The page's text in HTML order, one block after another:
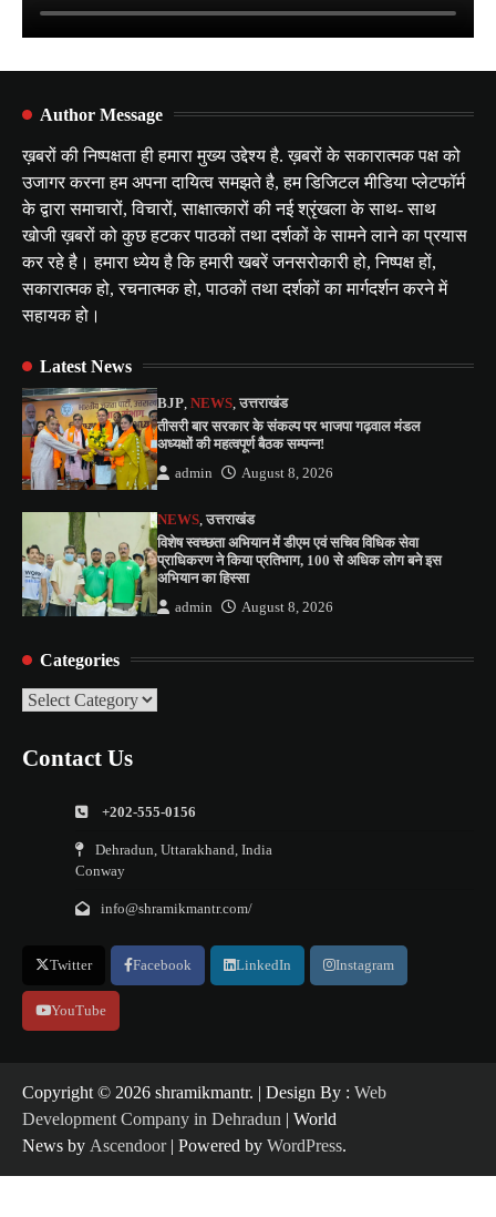
Author Message
ख़बरों की निष्पक्षता ही हमारा मुख्य उद्देश्य है. ख़बरों के सकारात्मक पक्ष को
उजागर करना हम अपना दायित्व समझते है, हम डिजिटल मीडिया प्लेटफॉर्म
के द्वारा समाचारों, विचारों, साक्षात्कारों की नई श्रृंखला के साथ- साथ
खोजी ख़बरों को कुछ हटकर पाठकों तथा दर्शकों के सामने लाने का प्रयास
कर रहे है। हमारा ध्येय है कि हमारी खबरें जनसरोकारी हो, निष्पक्ष हों,
सकारात्मक हो, रचनात्मक हो, पाठकों तथा दर्शकों का मार्गदर्शन करने में
सहायक हो।
Latest News
BJP,NEWS,उत्तराखंड
तीसरी बार सरकार के संकल्प पर भाजपा गढ़वाल मंडल
अध्यक्षों की महत्वपूर्ण बैठक सम्पन्न!
admin August 8, 2026
NEWS ,उत्तराखंड
विशेष स्वच्छता अभियान में डीएम एवं सचिव विधिक सेवा
प्राधिकरण ने किया प्रतिभाग, 100 से अधिक लोग बने इस
अभियान का हिस्सा
admin August 8, 2026
Categories
Categories
Contact Us
+202-555-0156
Dehradun, Uttarakhand, India
Conway
info@shramikmantr.com/
Twitter Facebook LinkedIn Instagram
YouTube
Copyright ©️ 2026 shramikmantr. | Design By : Web
Development Company in Dehradun | World
News by Ascendoor| Powered by WordPress.